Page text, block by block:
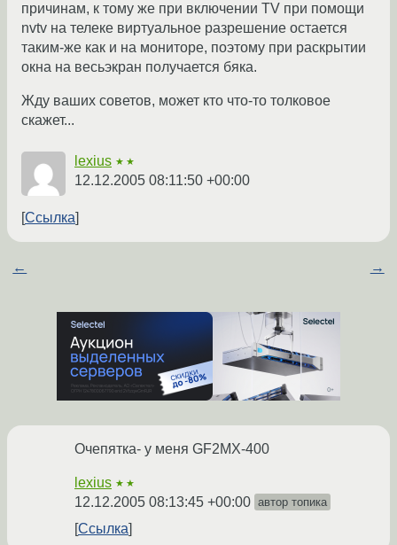
причинам, к тому же при включении TV при помощи
nvtv на телеке виртуальное разрешение остается
таким-же как и на мониторе, поэтому при раскрытии
окна на весьэкран получается бяка.
Жду ваших советов, может кто что-то толковое
скажет...
lexius ★★
12.12.2005 08:11:50 +00:00
Ссылка
← →
Очепятка- у меня GF2MX-400
lexius ★★
12.12.2005 08:13:45 +00:00 автор топика
Ссылка